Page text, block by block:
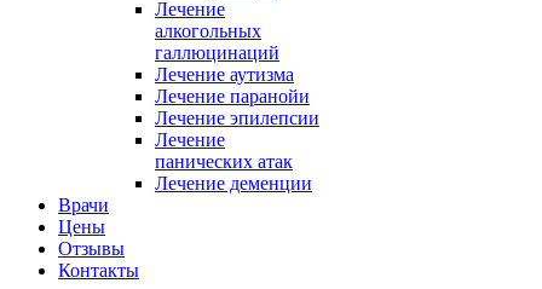
Лечение
алкогольных
галлюцинаций
Лечение аутизма
Лечение паранойи
Лечение эпилепсии
Лечение
панических атак
Лечение деменции
Врачи
Цены
Отзывы
Контакты